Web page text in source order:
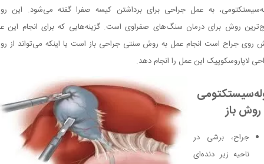
به عمل جراحی برای برداشتن کیسه صفرا گفته می‌شود. این
روش برای درمان سنگ‌های صفراوی است. گزینه‌هایی که برای انجام این
روی جراح است انجام عمل به روش سنتی جراحی باز است یا اینکه می‌تواند از
لاپاروسکوپیک این عمل را انجام دهد.
روش باز
جراح، برشی در
ناحیه زیر دنده‌ای